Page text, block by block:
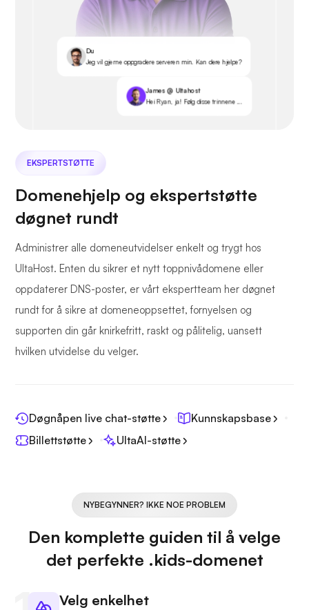
Du
Jeg vil gjerne oppgradere serveren min. Kan dere hjelpe?
James @ Ultahost
Hei Ryan, ja! Følg disse trinnene ...
EKSPERTSTØTTE
Domenehjelp og ekspertstøtte
døgnet rundt
Administrer alle domeneutvidelser enkelt og trygt hos
UltaHost. Enten du sikrer et nytt toppnivådomene eller
oppdaterer DNS-poster, er vårt ekspertteam her døgnet
rundt for å sikre at domeneoppsettet, fornyelsen og
supporten din går knirkefritt, raskt og pålitelig, uansett
hvilken utvidelse du velger.
Døgnåpen live chat-støtte
Kunnskapsbase
Billettstøtte
UltaAI-støtte
NYBEGYNNER? IKKE NOE PROBLEM
Den komplette guiden til å velge
det perfekte .kids-domenet
Velg enkelhet